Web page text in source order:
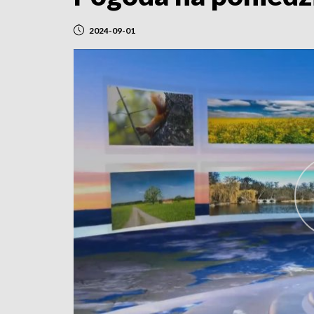
2024-09-01